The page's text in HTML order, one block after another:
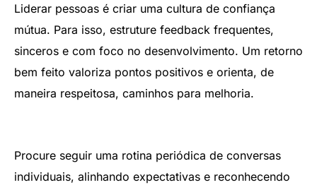
Liderar pessoas é criar uma cultura de confiança
mútua. Para isso, estruture feedback frequentes,
sinceros e com foco no desenvolvimento. Um retorno
bem feito valoriza pontos positivos e orienta, de
maneira respeitosa, caminhos para melhoria.
Procure seguir uma rotina periódica de conversas
individuais, alinhando expectativas e reconhecendo